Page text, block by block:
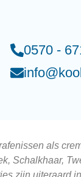
0570 -
als
Schalkhaar,